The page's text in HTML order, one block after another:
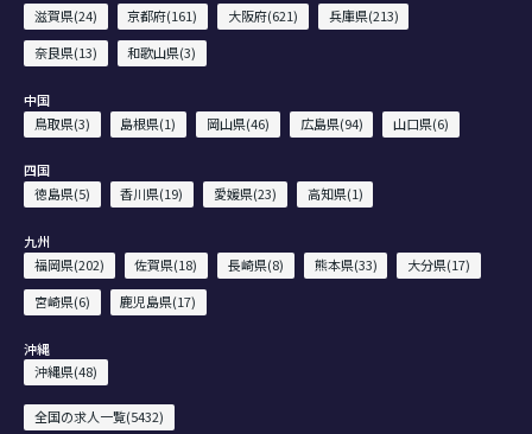
滋賀県(24)
京都府(161) 大阪府(621)
兵庫県(213)
奈良県(13)
和歌山県(3)
中国
鳥取県(3)
島根県(1) 岡山県(46) 広島県(94) 山口県(6)
四国
徳島県(5)
香川県(19) 愛媛県(23) 高知県(1)
九州
福岡県(202)
佐賀県(18) 長崎県(8) 熊本県(33)
大分県(17)
宮崎県(6)
鹿児島県(17)
沖縄
沖縄県(48)
全国の求人一覧(5432)